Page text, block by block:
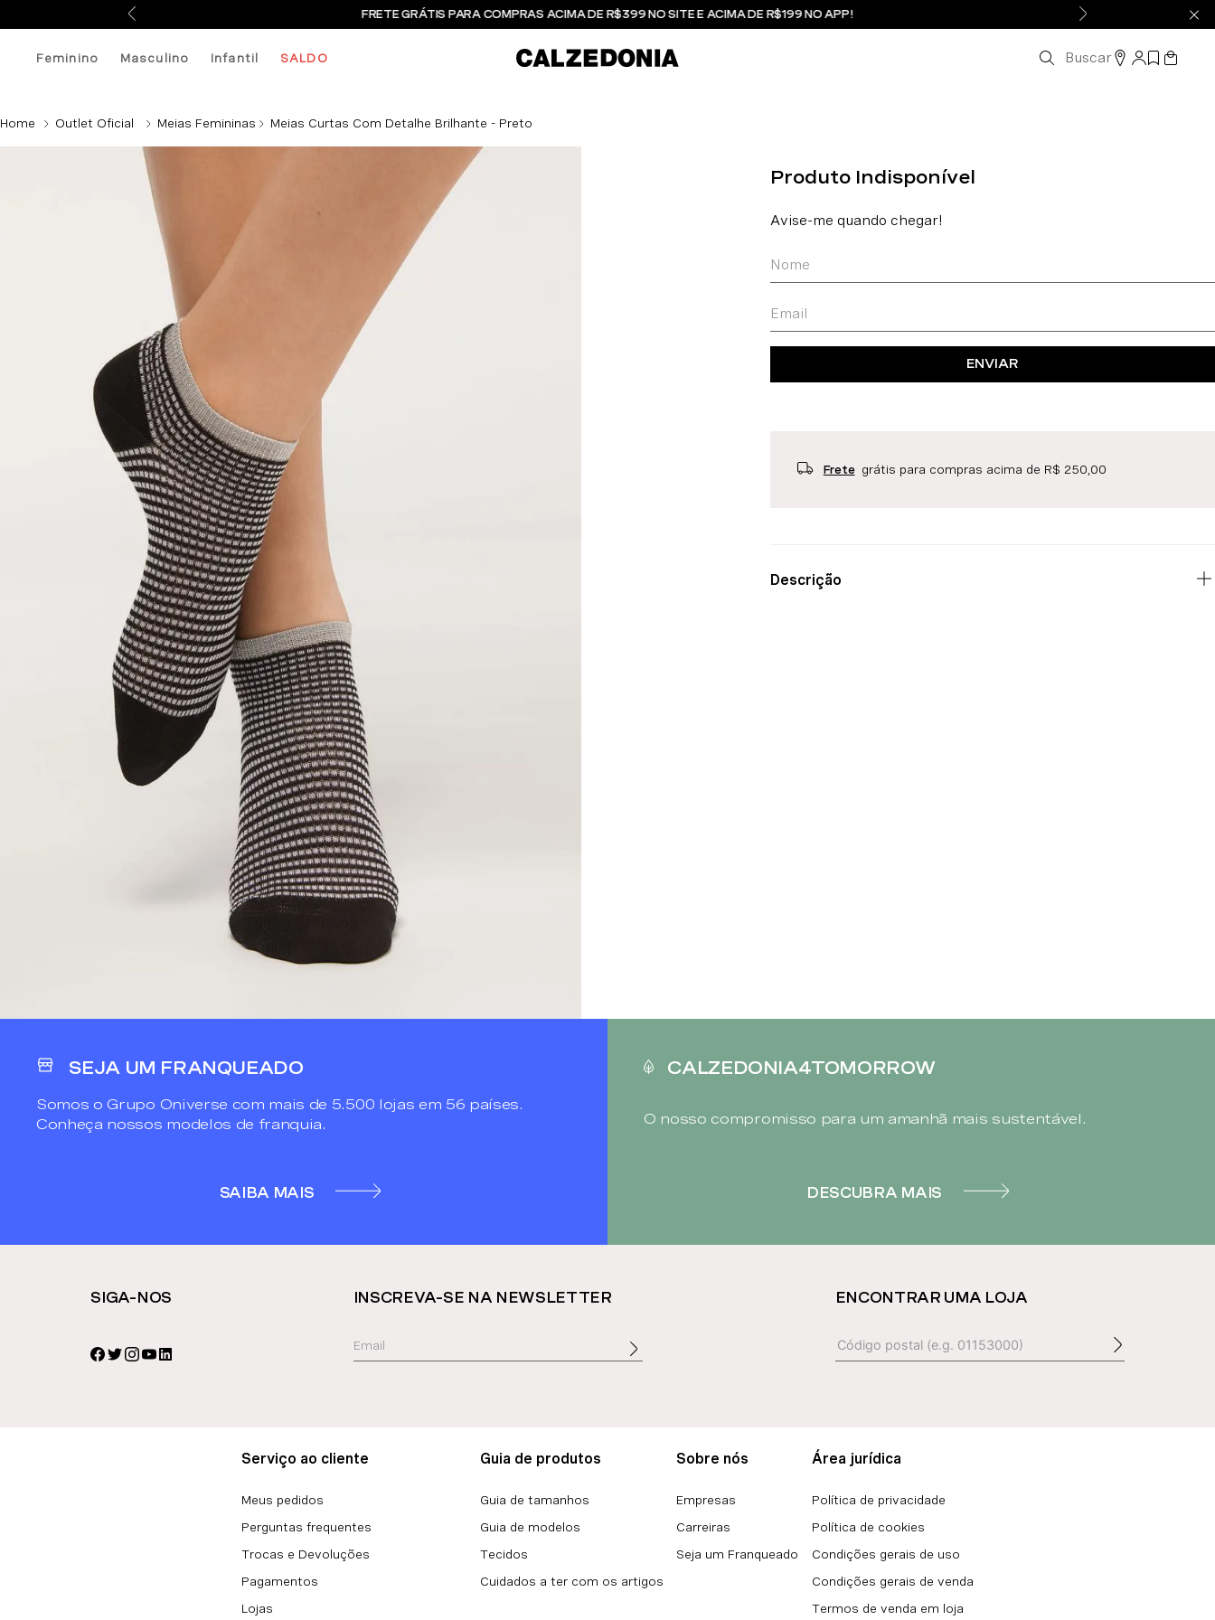
FRETE GRÁTIS PARA COMPRAS ACIMA DE R$399 NO SITE E ACIMA DE R$199 NO APP!
Feminino Masculino Infantil SALDO Buscar
Outlet Oficial Meias Femininas Meias Curtas Com Detalhe Brilhante - Preto
ENVIAR
Frete grátis para compras acima de R$ 250,00
Descrição
SEJA UM FRANQUEADO
Somos o Grupo Oniverse com mais de 5.500 lojas em 56 países.
Conheça nossos modelos de franquia.
SAIBA MAIS
CALZEDONIA4TOMORROW
O nosso compromisso para um amanhã mais sustentável.
DESCUBRA MAIS
SIGA-NOS INSCREVA-SE NA NEWSLETTER ENCONTRAR UMA LOJA
Serviço ao cliente
Meus pedidos
Perguntas frequentes
Trocas e Devoluções
Pagamentos
Lojas
Guia de produtos
Guia de tamanhos
Guia de modelos
Tecidos
Cuidados a ter com os artigos
Sobre nós
Empresas
Carreiras
Seja um Franqueado
Área jurídica
Política de privacidade
Política de cookies
Condições gerais de uso
Condições gerais de venda
Termos de venda em loja